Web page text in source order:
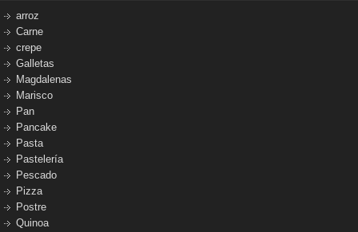
arroz
Carne
crepe
Galletas
Magdalenas
Marisco
Pan
Pancake
Pasta
Pastelería
Pescado
Pizza
Postre
Quinoa